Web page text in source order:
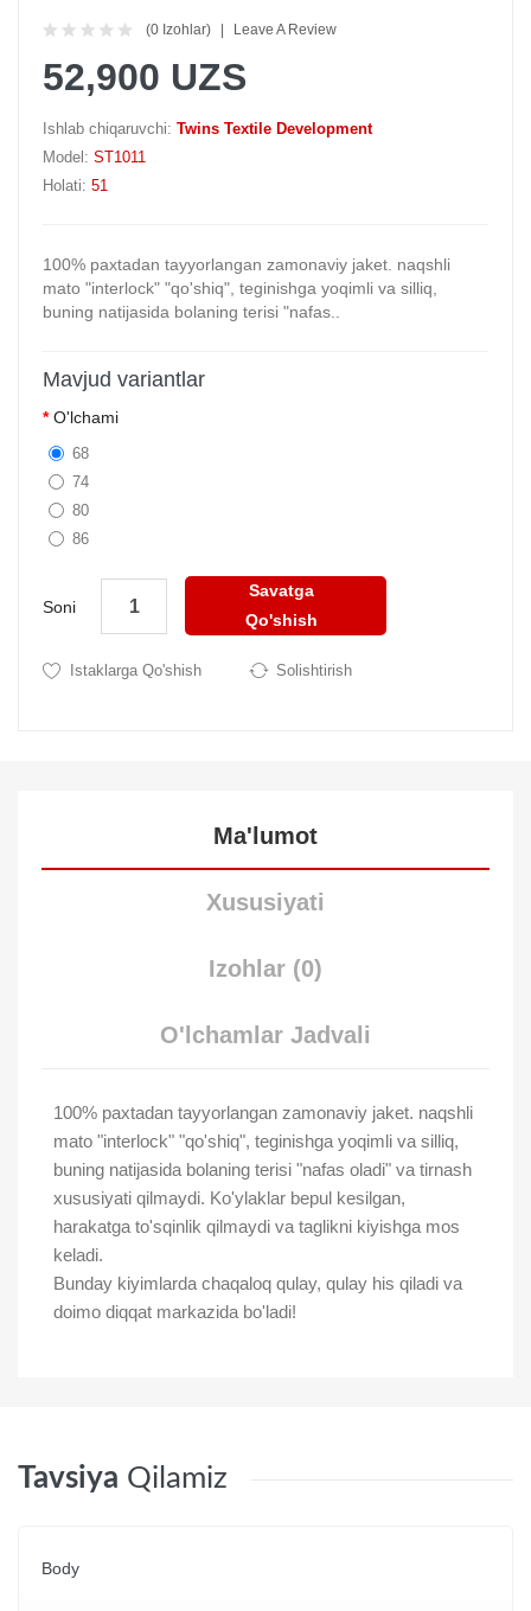
(0 Izohlar) Leave A Review
52,900 UZS
Ishlab chiqaruvchi: Twins Textile Development
Model: ST1011
Holati: 51
100% paxtadan tayyorlangan zamonaviy jaket. naqshli
mato "interlock" "qo'shiq", teginishga yoqimli va silliq,
buning natijasida bolaning terisi "nafas..
Mavjud variantlar
O'lchami
68
74
80
86
Soni
Savatga
Qo'shish
Istaklarga Qo'shish Solishtirish
Ma'lumot
Xususiyati
Izohlar (0)
O'lchamlar Jadvali
100% paxtadan tayyorlangan zamonaviy jaket. naqshli
mato "interlock" "qo'shiq", teginishga yoqimli va silliq,
buning natijasida bolaning terisi "nafas oladi" va tirnash
xususiyati qilmaydi. Ko'ylaklar bepul kesilgan,
harakatga to'sqinlik qilmaydi va taglikni kiyishga mos
keladi.
Bunday kiyimlarda chaqaloq qulay, qulay his qiladi va
doimo diqqat markazida bo'ladi!
Tavsiya Qilamiz
Body